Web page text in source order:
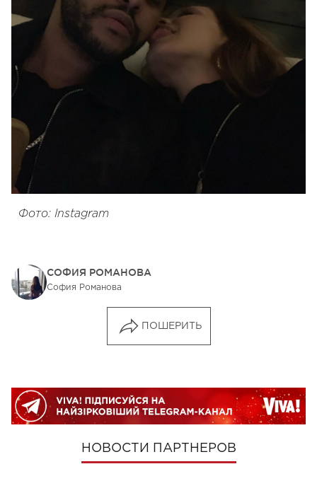
Фото: Instagram
СОФИЯ РОМАНОВА
София Романова
ПОШЕРИТЬ
НОВОСТИ ПАРТНЕРОВ